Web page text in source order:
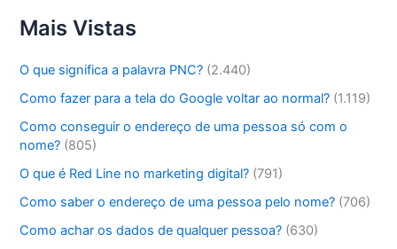
Mais Vistas
O que significa a palavra PNC? (2.440)
Como fazer para a tela do Google voltar ao normal? (1.119)
Como conseguir o endereço de uma pessoa só com o
nome? (805)
O que é Red Line no marketing digital? (791)
Como saber o endereço de uma pessoa pelo nome? (706)
Como achar os dados de qualquer pessoa? (630)